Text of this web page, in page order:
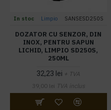
In stoc Limpio SANSESD250S
DOZATOR CU SENZOR, DIN
INOX, PENTRU SAPUN
LICHID, LIMPIO SD250S,
250ML
32,23 lei + TVA
39,00 lei TVA inclus